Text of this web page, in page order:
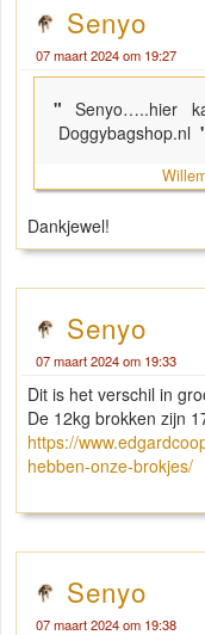
Senyo
07 maart 2024 om 19:27
"Senyo…..hier
Doggybagshop.nl
Dankjewel!
Senyo
07 maart 2024 om 19:33
Dit is het verschil in
De 12kg brokken zijn
https://
hebben-onze-brokjes/
Senyo
07 maart 2024 om 19:38